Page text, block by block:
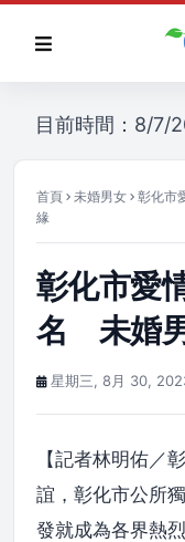
目前時間：8/7/
首頁 未婚男女
彰化市
緣
彰化市愛
名 未婚
星期三, 8月 30,
【記者林明佑／
誼，彰化市公所
發就成為各界熱